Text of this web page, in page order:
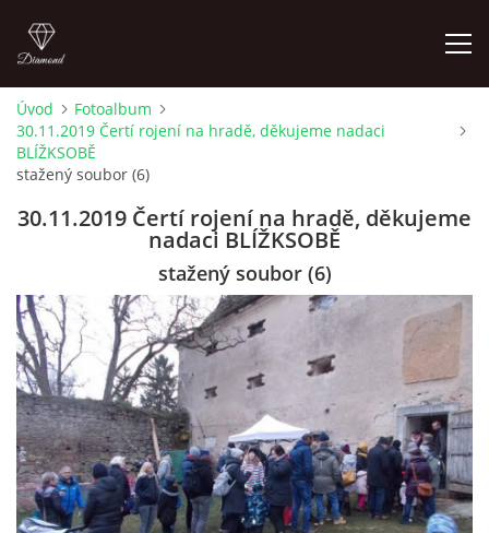
LETNÍ KINO NA HRADĚ 2022
FOTOALBUM
© 2026 eStránky.cz |RSS
Úvod
Fotoalbum
30.11.2019 Čertí rojení na hradě, děkujeme nadaci
BLÍŽKSOBĚ
stažený soubor (6)
30.11.2019 Čertí rojení na hradě, děkujeme
nadaci BLÍŽKSOBĚ
stažený soubor (6)